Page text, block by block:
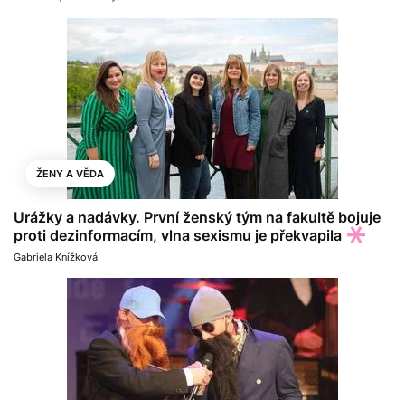
ŽENY A VĚDA
Urážky a nadávky. První ženský tým na fakultě bojuje
proti dezinformacím, vlna sexismu je překvapila
Gabriela Knížková